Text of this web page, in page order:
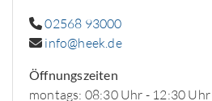
02568 93000
info@heek.de
Öffnungszeiten
montags: 08:30 Uhr - 12:30 Uhr